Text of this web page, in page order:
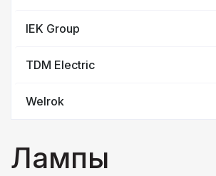
IEK Group
TDM Electric
Welrok
Лампы